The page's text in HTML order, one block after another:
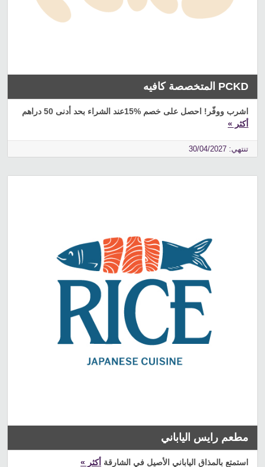
PCKD المتخصصة كافيه
اشرب ووفّر! احصل على خصم %15عند الشراء بحد أدنى 50 دراهم
أكثر »
تنتهي: 30/04/2027
مطعم رايس الياباني
استمتع بالمذاق الياباني الأصيل في الشارقة أكثر »